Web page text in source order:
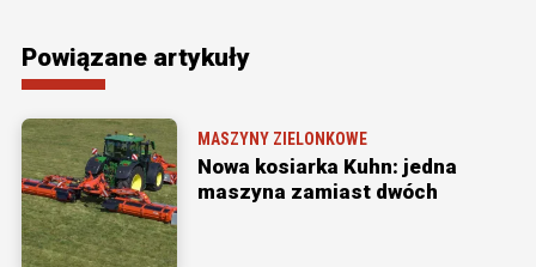
Powiązane artykuły
MASZYNY ZIELONKOWE
Nowa kosiarka Kuhn: jedna
maszyna zamiast dwóch